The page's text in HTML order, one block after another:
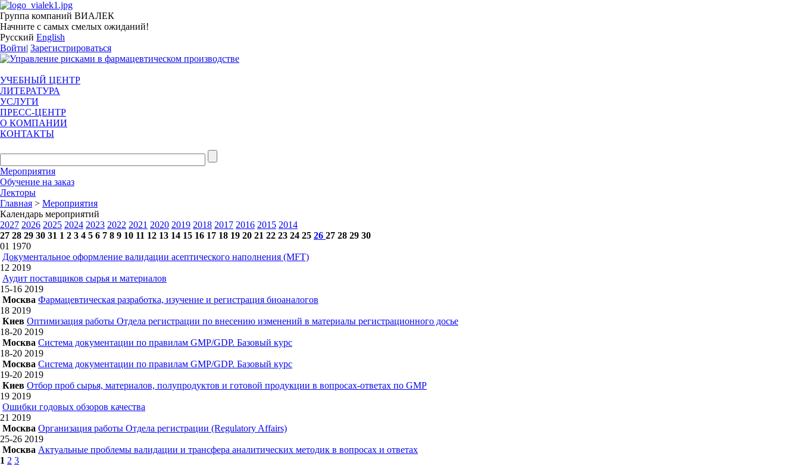
Группа компаний ВИАЛЕК
Начните с самых смелых ожиданий!
Русский English
Войти| Зарегистрироваться
УЧЕБНЫЙ ЦЕНТР
ЛИТЕРАТУРА
УСЛУГИ
ПРЕСС-ЦЕНТР
О КОМПАНИИ
КОНТАКТЫ
Мероприятия
Обучение на заказ
Лекторы
Главная > Мероприятия
Календарь мероприятий
2027 2026 2025 2024 2023 2022 2021 2020 2019 2018 2017 2016 2015 2014
27 28 29 30 31 1 2 3 4 5 6 7 8 9 10 11 12 13 14 15 16 17 18 19 20 21 22 23 24 25 26 27 28 29 30
01 1970
Документальное оформление валидации асептического наполнения (MFT)
12 2019
Аудит поставщиков сырья и материалов
15-16 2019
Москва Фармацевтическая разработка, изучение и регистрация биоаналогов
18 2019
Киев Оптимизация работы Отдела регистрации по внесению изменений в материалы регистрационного досье
18-20 2019
Москва Система документации по правилам GMP/GDP. Базовый курс
18-20 2019
Москва Система документации по правилам GMP/GDP. Базовый курс
19-20 2019
Киев Отбор проб сырья, материалов, полупродуктов и готовой продукции в вопросах-ответах по GMP
19 2019
Ошибки годовых обзоров качества
21 2019
Москва Организация работы Отдела регистрации (Regulatory Affairs)
25-26 2019
Москва Актуальные проблемы валидации и трансфера аналитических методик в вопросах и ответах
1 2 3